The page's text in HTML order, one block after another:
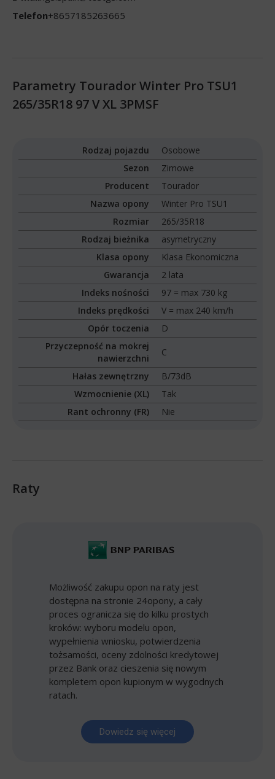
Telefon+8657185263665
Parametry Tourador Winter Pro TSU1
265/35R18 97 V XL 3PMSF
Rodzaj pojazdu
Osobowe
Sezon
Zimowe
Producent
Tourador
Nazwa opony
Winter Pro TSU1
Rozmiar
265/35R18
Rodzaj bieżnika
asymetryczny
Klasa opony
Klasa Ekonomiczna
Gwarancja
2 lata
Indeks nośności
97 = max 730 kg
Indeks prędkości
V = max 240 km/h
Opór toczenia
D
Przyczepność na mokrej
nawierzchni
C
Hałas zewnętrzny
B/73dB
Wzmocnienie (XL)
Tak
Rant ochronny (FR)
Nie
Raty
Możliwość zakupu opon na raty jest
dostępna na stronie 24opony, a cały
proces ogranicza się do kilku prostych
kroków: wyboru modelu opon,
wypełnienia wniosku, potwierdzenia
tożsamości, oceny zdolności kredytowej
przez Bank oraz cieszenia się nowym
kompletem opon kupionym w wygodnych
ratach.
Dowiedz się więcej